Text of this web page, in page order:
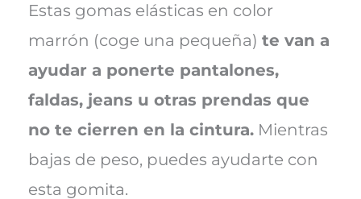
Estas gomas elásticas en color
marrón (coge una pequeña) te van a
ayudar a ponerte pantalones,
faldas, jeans u otras prendas que
no te cierren en la cintura.Mientras
bajas de peso, puedes ayudarte con
esta gomita.